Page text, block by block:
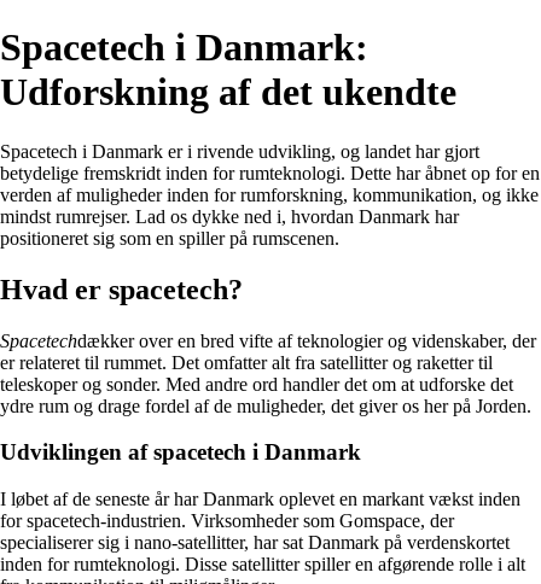
Spacetech i Danmark:
Udforskning af det ukendte
Spacetech i Danmark er i rivende udvikling, og landet har gjort
betydelige fremskridt inden for rumteknologi. Dette har åbnet op for en
verden af muligheder inden for rumforskning, kommunikation, og ikke
mindst rumrejser. Lad os dykke ned i, hvordan Danmark har
positioneret sig som en spiller på rumscenen.
Hvad er spacetech?
Spacetechdækker over en bred vifte af teknologier og videnskaber, der
er relateret til rummet. Det omfatter alt fra satellitter og raketter til
teleskoper og sonder. Med andre ord handler det om at udforske det
ydre rum og drage fordel af de muligheder, det giver os her på Jorden.
Udviklingen af spacetech i Danmark
I løbet af de seneste år har Danmark oplevet en markant vækst inden
for spacetech-industrien. Virksomheder som Gomspace, der
specialiserer sig i nano-satellitter, har sat Danmark på verdenskortet
inden for rumteknologi. Disse satellitter spiller en afgørende rolle i alt